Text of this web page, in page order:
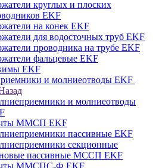
круглых и плоских
EKF
на конек EKF
для водосточных труб EKF
проводника на трубе EKF
фальцевые EKF
EKF
и молниеотводы EKF
и молниеотводы
ММСП EKF
пассивные EKF
секционные
пассивные МССП EKF
ММСПС-Ф EKF